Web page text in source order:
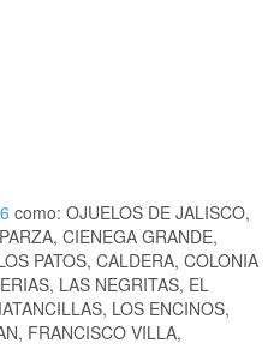
como: OJUELOS DE JALISCO,
CIENEGA GRANDE,
PATOS, CALDERA, COLONIA
LAS NEGRITAS, EL
LOS ENCINOS,
FRANCISCO VILLA,